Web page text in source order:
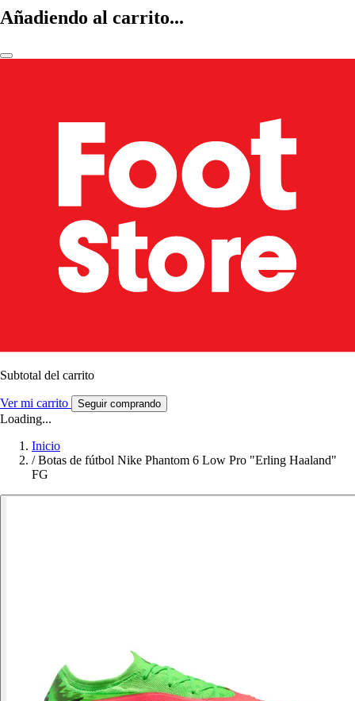
Añadiendo al carrito...
Subtotal del carrito
Ver mi carrito Seguir comprando
Loading...
Inicio
/ Botas de fútbol Nike Phantom 6 Low Pro "Erling Haaland"
FG